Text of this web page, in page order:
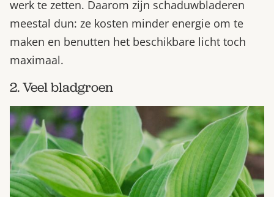
werk te zetten. Daarom zijn schaduwbladeren
meestal dun: ze kosten minder energie om te
maken en benutten het beschikbare licht toch
maximaal.
2. Veel bladgroen